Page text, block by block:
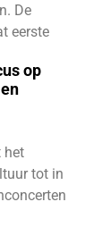
De
eerste
op
het
tot in